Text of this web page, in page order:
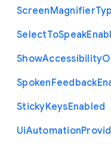
ScreenMagnifier
SelectToSpeak
ShowAccessibility
SpokenFeedback
StickyKeysEnabled
UiAutomation